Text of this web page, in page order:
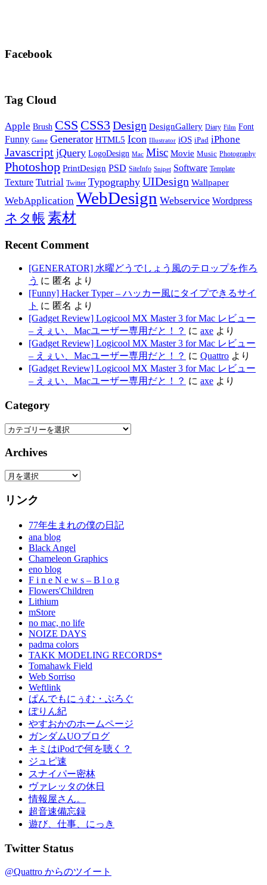
Facebook
Tag Cloud
Apple Brush CSS CSS3 Design DesignGallery Diary Film Font
Funny Game Generator HTML5 Icon Illustrator iOS iPad iPhone
Javascript jQuery LogoDesign Mac Misc Movie Music Photography
Photoshop PrintDesign PSD SiteInfo Snipet Software Template
Texture Tutrial Twitter Typography UIDesign Wallpaper
WebApplication WebDesign Webservice Wordpress
ネタ帳 素材
Recent Comment
[GENERATOR] 水曜どうでしょう風のテロップを作ろ
う に 匿名 より
[Funny] Hacker Typer – ハッカー風にタイプできるサイ
ト に 匿名 より
[Gadget Review] Logicool MX Master 3 for Mac レビュー
– えぇい、Macユーザー専用だと！？ に axe より
[Gadget Review] Logicool MX Master 3 for Mac レビュー
– えぇい、Macユーザー専用だと！？ に Quattro より
[Gadget Review] Logicool MX Master 3 for Mac レビュー
– えぇい、Macユーザー専用だと！？ に axe より
Category
Category
Archives
Archives
リンク
77年生まれの僕の日記
ana blog
Black Angel
Chameleon Graphics
eno blog
F i n e N e w s – B l o g
Flowers'Children
Lithium
mStore
no mac, no life
NOIZE DAYS
padma colors
TAKK MODELING RECORDS*
Tomahawk Field
Web Sorriso
Weftlink
ぱんでもにぅむ・ぶろぐ
ぽりん紀
やすおかのホームページ
ガンダムUOブログ
キミはiPodで何を聴く？
ジュピ速
スナイパー密林
ヴァレッタの休日
情報屋さん。
超音速備忘録
遊び、仕事、にっき
Twitter Status
@Quattro からのツイート